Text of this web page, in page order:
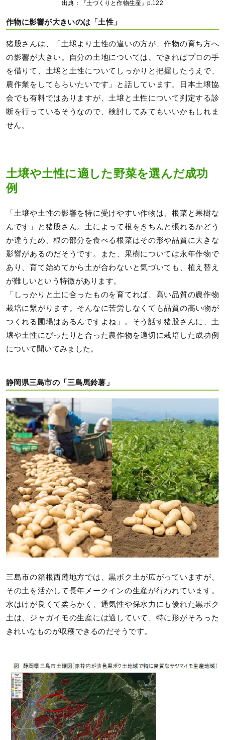
出典：『土づくりと作物生産』p.122
作物に影響が大きいのは「土性」
猪股さんは、「土壌より土性の違いの方が、作物の育ち方へ
の影響が大きい。自分の土地については、できればプロの手
を借りて、土壌と土性についてしっかりと把握したうえで、
農作業をしてもらいたいです」と話しています。日本土壌協
会でも有料ではありますが、土壌と土性について判定する診
断を行っているそうなので、検討してみてもいいかもしれま
せん。
土壌や土性に適した野菜を選んだ成功
例
「土壌や土性の影響を特に受けやすい作物は、根菜と果樹な
んです」と猪股さん。土によって根をきちんと張れるかどう
か違うため、根の部分を食べる根菜はその形や品質に大きな
影響があるのだそうです。また、果樹については永年作物で
あり、育て始めてから土が合わないと気づいても、植え替え
が難しいという特徴があります。
「しっかりと土に合ったものを育てれば、高い品質の農作物
栽培に繋がります。そんなに苦労しなくても品質の高い物が
つくれる圃場はあるんですよね」。そう話す猪股さんに、土
壌や土性にぴったりと合った農作物を適切に栽培した成功例
について聞いてみました。
静岡県三島市の「三島馬鈴薯」
三島市の箱根西麓地方では、黒ボク土が広がっていますが、
その土を活かして長年メークインの生産が行われています。
水はけが良くて柔らかく、通気性や保水力にも優れた黒ボク
土は、ジャガイモの生産には適していて、特に形がそろった
きれいなものが収穫できるのだそうです。